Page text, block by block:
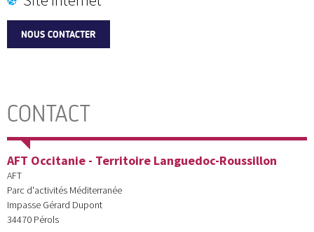
NOUS CONTACTER
CONTACT
AFT Occitanie - Territoire Languedoc-Roussillon
AFT
Parc d'activités Méditerranée
Impasse Gérard Dupont
34470 Pérols